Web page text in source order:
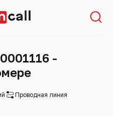
-
Проводная линия